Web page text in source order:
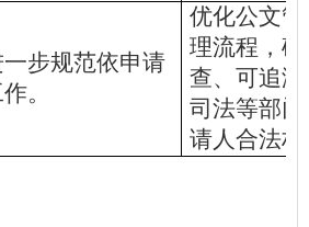
步规范依申请
。
优化公文
理流程，
查、可追
司法等部
请人合法